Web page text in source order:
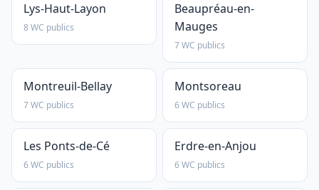
Lys-Haut-Layon
8 WC publics
Beaupréau-en-
Mauges
7 WC publics
Montreuil-Bellay
7 WC publics
Montsoreau
6 WC publics
Les Ponts-de-Cé
6 WC publics
Erdre-en-Anjou
6 WC publics